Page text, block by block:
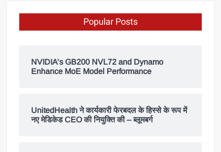
Popular Posts
NVIDIA’s GB200 NVL72 and Dynamo
Enhance MoE Model Performance
UnitedHealth ने कार्यकारी फेरबदल के हिस्से के रूप में
नए मेडिकेड CEO की नियुक्ति की – ब्लूमबर्ग